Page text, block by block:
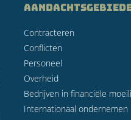
Contracteren
Conflicten
Personeel
Overheid
Bedrijven in financiële
Internationaal ondernemen